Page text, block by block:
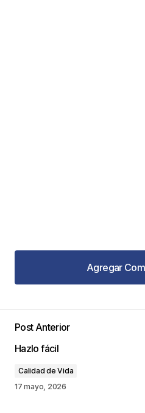
Agregar
Agregar
publicada.
Los campos
Post Anterior
Hazlo fácil
Calidad de Vida
17 mayo, 2026